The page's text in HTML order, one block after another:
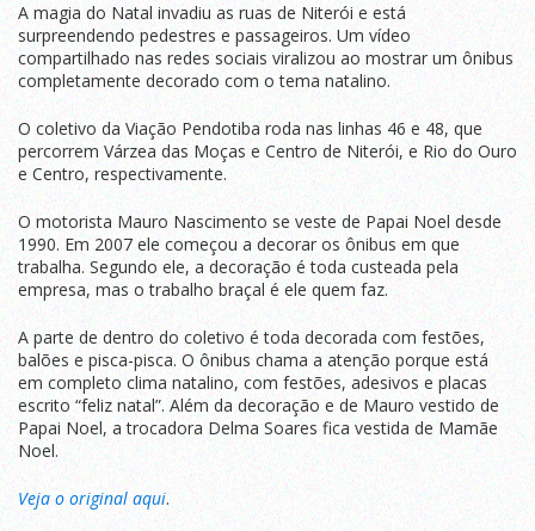
A magia do Natal invadiu as ruas de Niterói e está
surpreendendo pedestres e passageiros. Um vídeo
compartilhado nas redes sociais viralizou ao mostrar um ônibus
completamente decorado com o tema natalino.
O coletivo da Viação Pendotiba roda nas linhas 46 e 48, que
percorrem Várzea das Moças e Centro de Niterói, e Rio do Ouro
e Centro, respectivamente.
O motorista Mauro Nascimento se veste de Papai Noel desde
1990. Em 2007 ele começou a decorar os ônibus em que
trabalha. Segundo ele, a decoração é toda custeada pela
empresa, mas o trabalho braçal é ele quem faz.
A parte de dentro do coletivo é toda decorada com festões,
balões e pisca-pisca. O ônibus chama a atenção porque está
em completo clima natalino, com festões, adesivos e placas
escrito “feliz natal”. Além da decoração e de Mauro vestido de
Papai Noel, a trocadora Delma Soares fica vestida de Mamãe
Noel.
Veja o original aqui.